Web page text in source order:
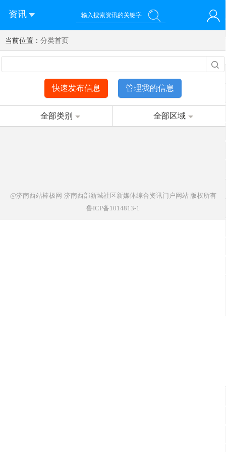
资讯
您好！欢迎来到济南西站棒极网-济南西部新城社区新媒体综
合资讯门户网站
登录 注册 微信快速登录
当前位置： 分类首页
快速发布信息 管理我的信息
全部类别 全部区域
@济南西站棒极网-济南西部新城社区新媒体综合资讯门户网站版权所有
鲁ICP备1014813-1